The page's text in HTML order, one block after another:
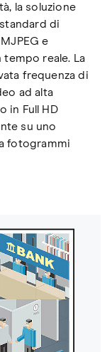
la soluzione
di
e
reale. La
frequenza di
ad alta
in Full HD
su uno
fotogrammi